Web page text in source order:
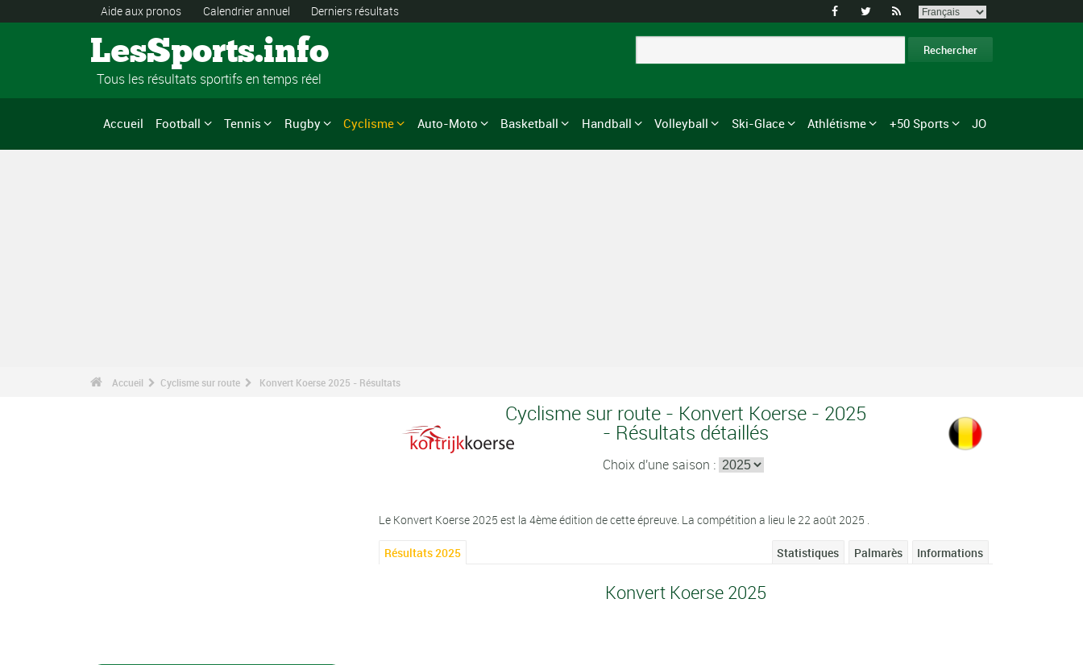
Aide aux pronos Calendrier annuel Derniers résultats   
LesSports.info
Tous les résultats sportifs en temps réel
Accueil Football Tennis Rugby Cyclisme Auto-Moto Basketball Handball Volleyball Ski-Glace Athlétisme +50 Sports JO
Accueil Cyclisme sur route Konvert Koerse 2025 - Résultats
Cyclisme sur route - Konvert Koerse - 2025
- Résultats détaillés
Choix d'une saison :
Le Konvert Koerse 2025 est la 4ème édition de cette épreuve. La compétition a lieu le 22 août 2025 .
Résultats 2025 Informations
Palmarès
Statistiques
Konvert Koerse 2025